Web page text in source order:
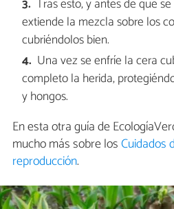
Tras esto, y antes de que
extiende la mezcla sobre los
cubriéndolos bien.
Una vez se enfríe la cera
completo la herida,
y hongos.
En esta otra guía de
mucho más sobre losCuidados
reproducción.